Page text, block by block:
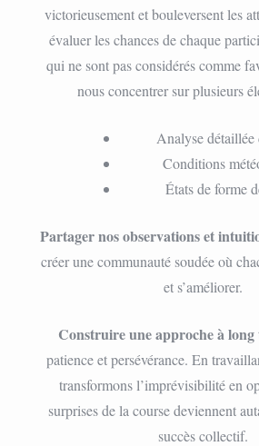
victorieusement et bouleversent les
évaluer les chances de chaque
qui ne sont pas considérés comme
nous concentrer sur plusieurs
Analyse détaillée
Conditions
États de forme
Partager nos observations et
créer une communauté soudée où
et s’améliorer.
Construire une approche à long
patience et persévérance. En
transformons l’imprévisibilité en
surprises de la course deviennent
succès collectif.